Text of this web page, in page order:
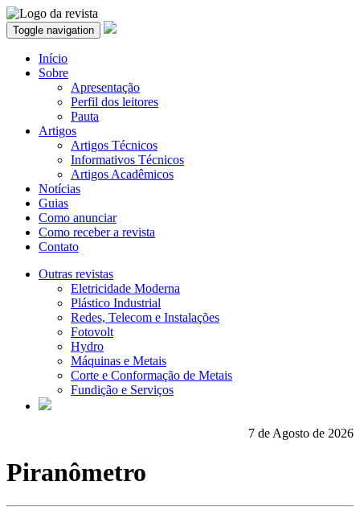
Toggle navigation
Início
Sobre
Apresentação
Perfil dos leitores
Pauta
Artigos
Artigos Técnicos
Informativos Técnicos
Artigos Acadêmicos
Notícias
Guias
Como anunciar
Como receber a revista
Contato
Outras revistas
Eletricidade Moderna
Plástico Industrial
Redes, Telecom e Instalações
Fotovolt
Hydro
Máquinas e Metais
Corte e Conformação de Metais
Fundição e Serviços
7 de Agosto de 2026
Piranômetro